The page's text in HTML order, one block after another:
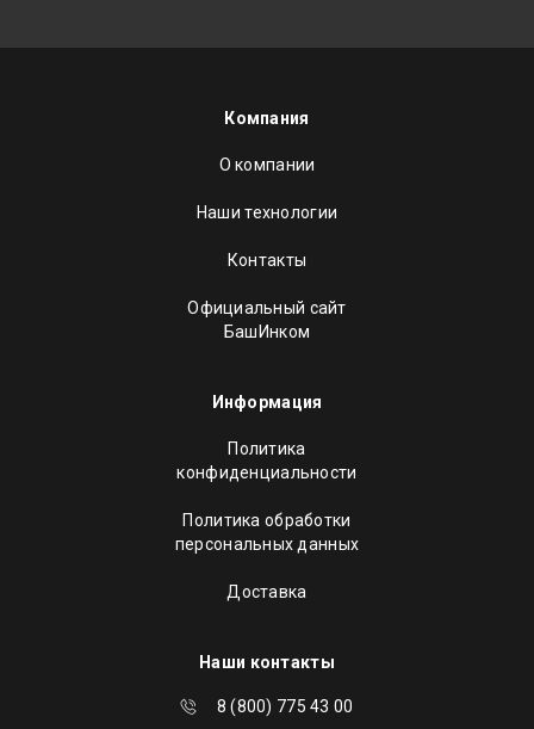
Компания
О компании
Наши технологии
Контакты
Официальный сайт
БашИнком
Информация
Политика
конфиденциальности
Политика обработки
персональных данных
Доставка
Наши контакты
8 (800) 775 43 00